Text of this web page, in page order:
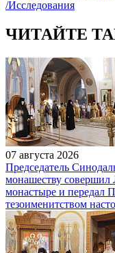
/Исследования
ЧИТАЙТЕ
07 августа 2026
Председатель
монашеству
монастыре и передал
тезоименитством